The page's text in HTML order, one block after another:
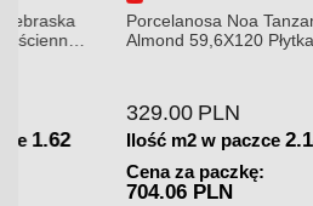
Porcelanosa Noa Tanzania
Almond 59,6X120 Płytka
PLN
Ilość m2 w paczce 2.14
Cena za paczkę:
704.06 PLN